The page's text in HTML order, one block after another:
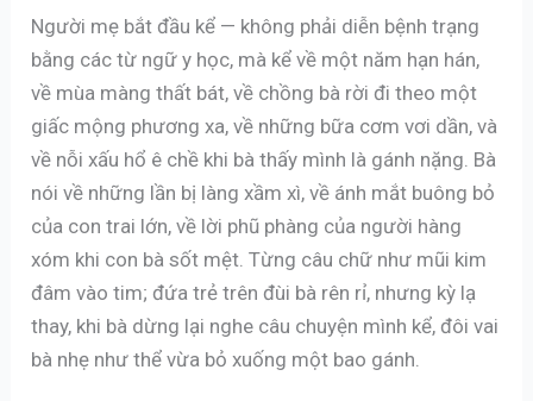
Người mẹ bắt đầu kể — không phải diễn bệnh trạng
bằng các từ ngữ y học, mà kể về một năm hạn hán,
về mùa màng thất bát, về chồng bà rời đi theo một
giấc mộng phương xa, về những bữa cơm vơi dần, và
về nỗi xấu hổ ê chề khi bà thấy mình là gánh nặng. Bà
nói về những lần bị làng xầm xì, về ánh mắt buông bỏ
của con trai lớn, về lời phũ phàng của người hàng
xóm khi con bà sốt mệt. Từng câu chữ như mũi kim
đâm vào tim; đứa trẻ trên đùi bà rên rỉ, nhưng kỳ lạ
thay, khi bà dừng lại nghe câu chuyện mình kể, đôi vai
bà nhẹ như thể vừa bỏ xuống một bao gánh.